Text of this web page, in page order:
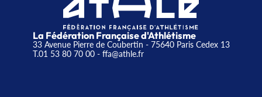
La Fédération Française d'Athlétisme
33 Avenue Pierre de Coubertin - 75640 Paris Cedex 13
T.01 53 80 70 00- ffa@athle.fr